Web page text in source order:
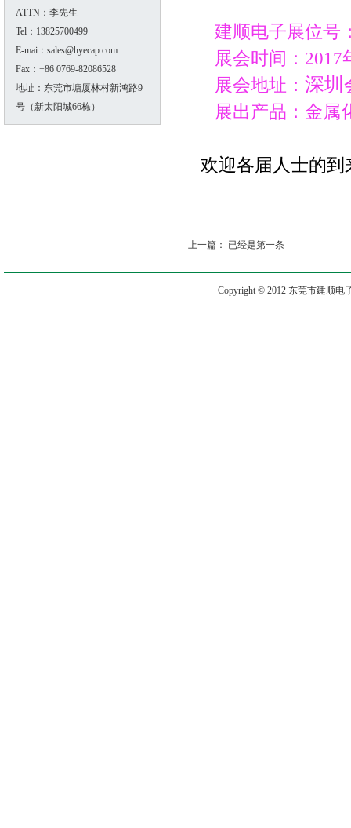
ATTN：李先生
Tel：13825700499
E-mai：sales@hyecap.com
Fax：+86 0769-82086528
地址：东莞市塘厦林村新鸿路9
号（新太阳城66栋）
建顺电子展位号
展会时间：2017
展会地址： 深圳
展出产品：金属化
欢迎各届人士的
上一篇： 已经是第一条
Copyright © 2012 东莞市建顺电